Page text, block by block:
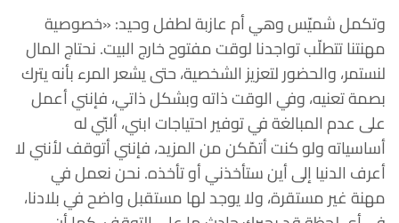
وتكمل شميّس وهي أم عازبة لطفل وحيد: «خصوصية
مهنتنا تتطلّب تواجدنا لوقت مفتوح خارج البيت. نحتاج المال
لنستمر، والحضور لتعزيز الشخصية، حتى يشعر المرء بأنه يترك
بصمة تعنيه، وفي الوقت ذاته وبشكل ذاتي، فإنني أعمل
على عدم المبالغة في توفير احتياجات ابني، ألبّي له
أساسياته ولو كنت أتمّكن من المزيد، فإنني أتوقف لأنني لا
أعرف الدنيا إلى أين ستأخذني أو تأخذه. نحن نعمل في
مهنة غير مستقرة، ولا يوجد لها مستقبل واضح في بلادنا،